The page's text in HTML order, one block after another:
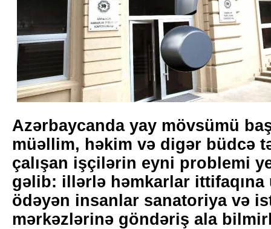
Azərbaycanda yay mövsümü
müəllim, həkim və digər büdcə
çalışan işçilərin eyni problemi
gəlib: illərlə həmkarlar ittifaqına
ödəyən insanlar sanatoriya və
mərkəzlərinə göndəriş ala